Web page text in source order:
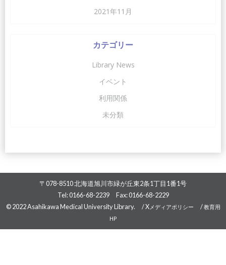
2021年11月
カテゴリー
Library News
イベント
利用関係
未分類
〒078-8510 北海道旭川市緑が丘東2条1丁目1番1号
Tel: 0166-68-2239 Fax: 0166-68-2229
© 2022 Asahikawa Medical University Library. /Xメディアポリシー /教育用
HP